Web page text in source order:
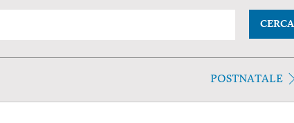
CERCA
POSTNATALE